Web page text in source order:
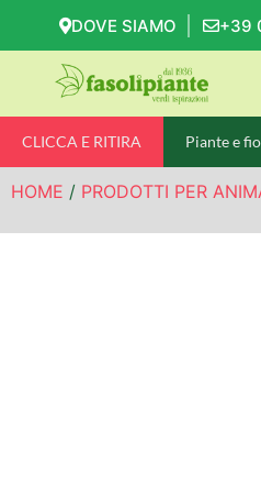
DOVE SIAMO +39
CLICCA E RITIRA Piante e
HOME / PRODOTTI PER